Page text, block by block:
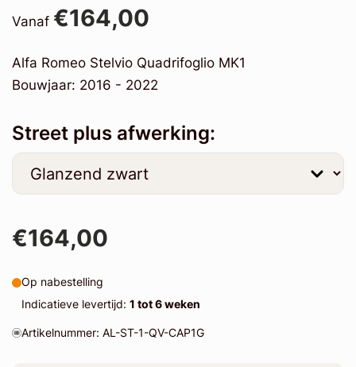
Vanaf €164,00
Alfa Romeo Stelvio Quadrifoglio MK1
Bouwjaar: 2016 - 2022
Street plus afwerking:
€164,00
Op nabestelling
Indicatieve levertijd: 1 tot 6 weken
Artikelnummer: AL-ST-1-QV-CAP1G